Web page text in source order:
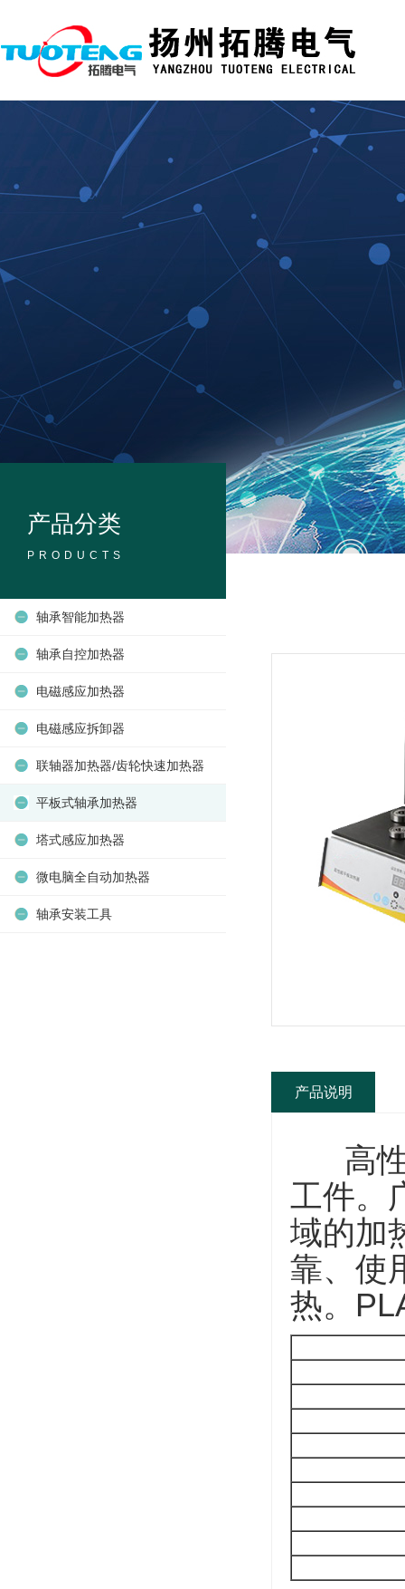
产品分类
PRODUCTS
轴承智能加热器
轴承自控加热器
电磁感应加热器
电磁感应拆卸器
联轴器加热器/齿轮快速加热器
平板式轴承加热器
塔式感应加热器
微电脑全自动加热器
轴承安装工具
产品说明
高性
工件。
域的加
靠、使
热。